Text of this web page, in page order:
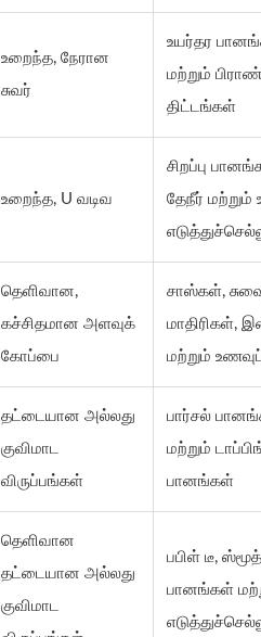
உறைந்த, நேரான
சுவர்
உயர்தர
மற்றும்
திட்டங்கள்
உறைந்த, U வடிவ
சிறப்பு
தேநீர் மற்றும்
தெளிவான,
கச்சிதமான அளவுக்
கோப்பை
சாஸ்கள்,
மாதிரிகள்,
மற்றும்
தட்டையான அல்லது
குவிமாட
விருப்பங்கள்
பார்சல்
மற்றும்
பானங்கள்
தெளிவான
தட்டையான அல்லது
குவிமாட
பபிள் டீ,
பானங்கள்